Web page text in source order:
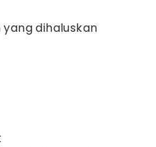
dihaluskan